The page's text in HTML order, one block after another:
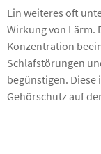
Ein weiteres oft
Wirkung von Lärm.
Konzentration
Schlafstörungen
begünstigen.
Gehörschutz auf